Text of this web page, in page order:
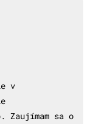
v
Zaujímam sa o